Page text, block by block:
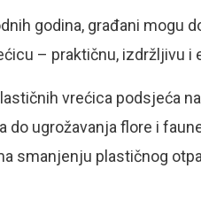
godina, građani mogu
– praktičnu, izdržljivu i
vrećica podsjeća
do ugrožavanja flore i
smanjenju plastičnog